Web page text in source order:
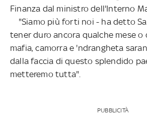
Finanza dal ministro dell'Interno
"Siamo più forti noi - ha detto
tener duro ancora qualche mese o
mafia, camorra e 'ndrangheta
dalla faccia di questo splendido
metteremo tutta".
PUBBLICITÀ